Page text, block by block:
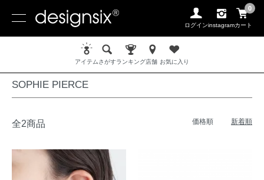
ログインinstagram
0
カート
アイテムさがすランキング店舗 お気に入り
PIERCE / ピアス SOPHIE PIERCE
SOPHIE PIERCE
全2商品 価格順 新着順